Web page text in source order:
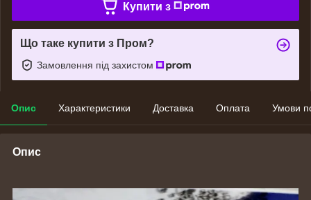
Купити з
Що таке купити з Пром?
Замовлення під захистом
Опис Характеристики Доставка Оплата Умови
Опис